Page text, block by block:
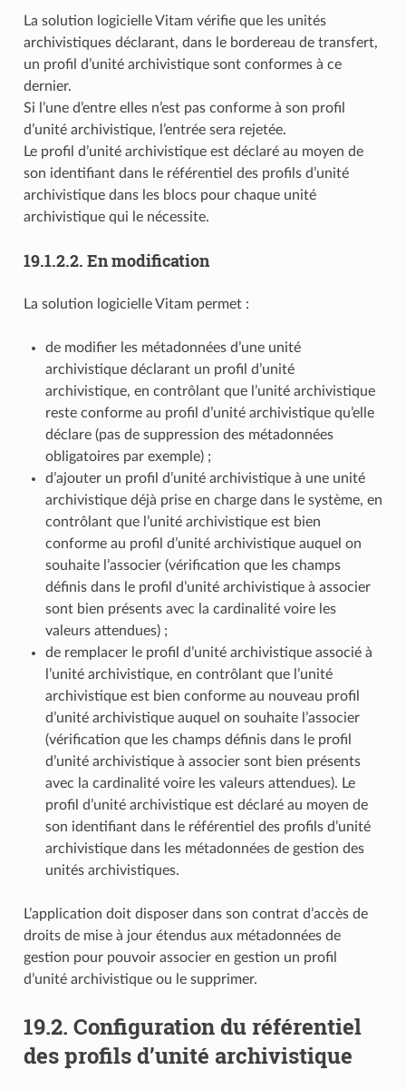
La solution logicielle Vitam vérifie que les unités
archivistiques déclarant, dans le bordereau de transfert,
un profil d’unité archivistique sont conformes à ce
dernier.
Si l’une d’entre elles n’est pas conforme à son profil
d’unité archivistique, l’entrée sera rejetée.
Le profil d’unité archivistique est déclaré au moyen de
son identifiant dans le référentiel des profils d’unité
archivistique dans les blocs pour chaque unité
archivistique qui le nécessite.
19.1.2.2. En modification
La solution logicielle Vitam permet :
de modifier les métadonnées d’une unité
archivistique déclarant un profil d’unité
archivistique, en contrôlant que l’unité archivistique
reste conforme au profil d’unité archivistique qu’elle
déclare (pas de suppression des métadonnées
obligatoires par exemple) ;
d’ajouter un profil d’unité archivistique à une unité
archivistique déjà prise en charge dans le système, en
contrôlant que l’unité archivistique est bien
conforme au profil d’unité archivistique auquel on
souhaite l’associer (vérification que les champs
définis dans le profil d’unité archivistique à associer
sont bien présents avec la cardinalité voire les
valeurs attendues) ;
de remplacer le profil d’unité archivistique associé à
l’unité archivistique, en contrôlant que l’unité
archivistique est bien conforme au nouveau profil
d’unité archivistique auquel on souhaite l’associer
(vérification que les champs définis dans le profil
d’unité archivistique à associer sont bien présents
avec la cardinalité voire les valeurs attendues). Le
profil d’unité archivistique est déclaré au moyen de
son identifiant dans le référentiel des profils d’unité
archivistique dans les métadonnées de gestion des
unités archivistiques.
L’application doit disposer dans son contrat d’accès de
droits de mise à jour étendus aux métadonnées de
gestion pour pouvoir associer en gestion un profil
d’unité archivistique ou le supprimer.
19.2. Configuration du référentiel
des profils d’unité archivistique